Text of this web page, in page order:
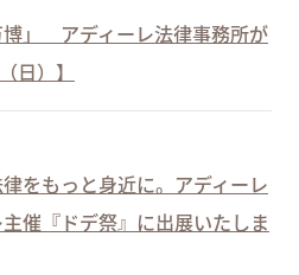
博」 アディーレ法律事務所が
日）】
をもっと身近に。アディーレ
催『ドデ祭』に出展いたしま